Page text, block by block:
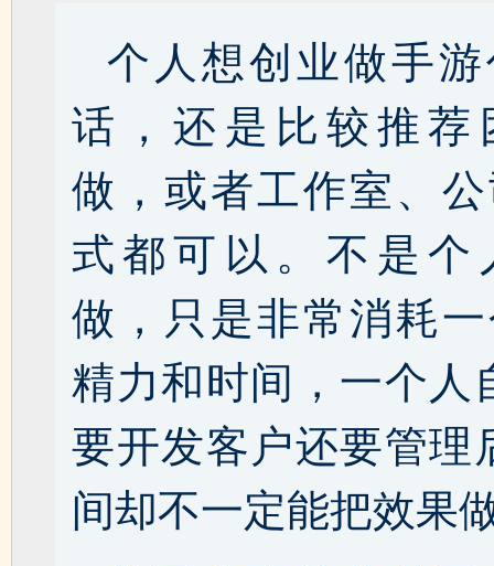
个人想创业做手
话，还是比较推荐
做，或者工作室、
式都可以。不是个
做，只是非常消耗
精力和时间，一个人
要开发客户还要管理
间却不一定能把效果